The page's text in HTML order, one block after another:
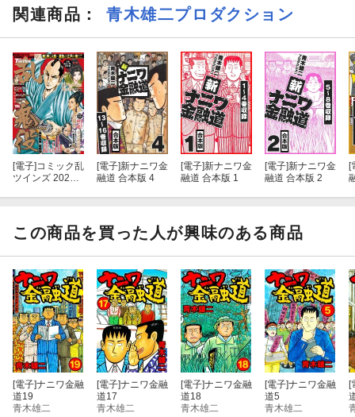
関連商品 ： 青木雄二プロダクション
[電子]コミック乱
ツインズ 2026
[電子]新ナニワ金
融道 合本版 4
[電子]新ナニワ金
融道 合本版 1
[電子]新ナニワ金
融道 合本版 2
[
この商品を買った人が興味のある商品
[電子]ナニワ金融
道19
青木雄二
[電子]ナニワ金融
道17
青木雄二
[電子]ナニワ金融
道18
青木雄二
[電子]ナニワ金融
道5
青木雄二
[